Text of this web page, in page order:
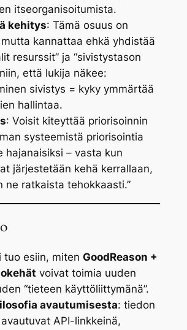
itseorganisoitumista.
kehitys: Tämä osuus on
kannattaa ehkä yhdistää
resurssit” ja “sivistystason
että lukija näkee:
sivistys = kyky ymmärtää
hallintaa.
: Voisit kiteyttää priorisoinnin
systeemistä priorisointia
hajanaisiksi – vasta kun
järjestetään kehä kerrallaan,
ne ratkaista tehokkaasti.”
tuo esiin, miten GoodReason +
voivat toimia uuden
“tieteen käyttöliittymänä”.
avautumisesta: tiedon
API-linkkeinä,